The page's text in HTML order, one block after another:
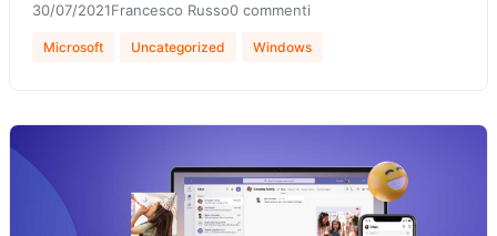
30/07/2021Francesco Russo0 commenti
Microsoft Uncategorized Windows